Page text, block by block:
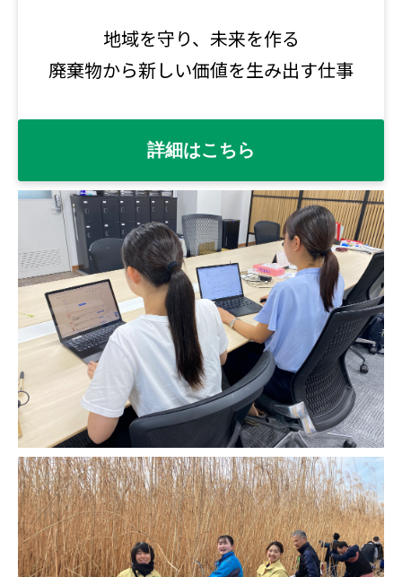
地域を守り、未来を作る
廃棄物から新しい価値を生み出す仕事
詳細はこちら